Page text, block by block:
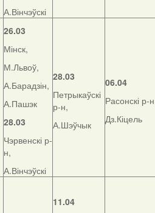
А.Вінчэўскі
26.03
Мінск,
М.Львоў,
А.Барадзін,
А.Пашэк
28.03
Чэрвенскі р-
н,
А.Вінчэўскі
28.03
Петрыкаўскі
р-н,
А.Шэўчык
06.04
Расонскі р-
Дз.Кіцель
11.04